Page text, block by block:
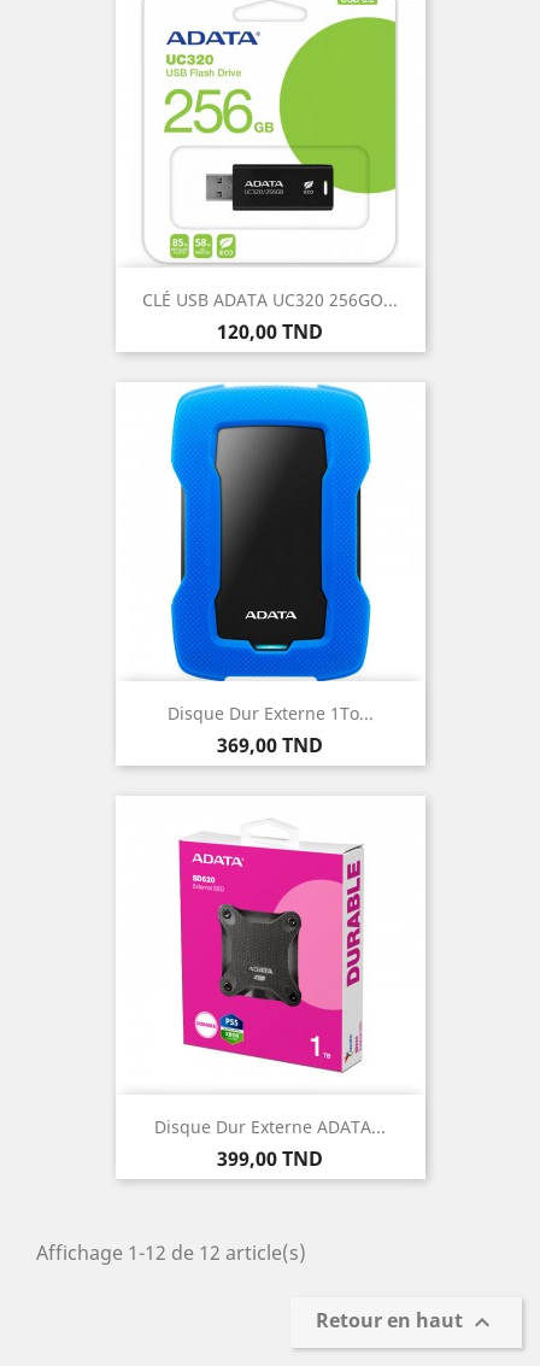
CLÉ USB ADATA UC320 256GO...
Prix
120,00 TND
Disque Dur Externe 1To...
Prix
369,00 TND
Disque Dur Externe ADATA...
Prix
399,00 TND
Affichage 1-12 de 12 article(s)
Retour en haut 